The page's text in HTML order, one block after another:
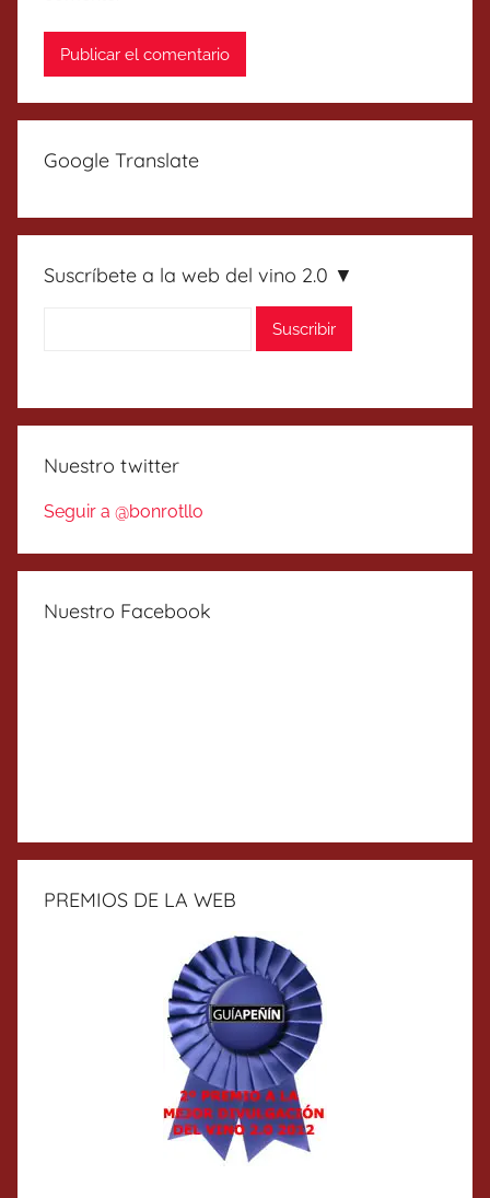
Google Translate
Suscríbete a la web del vino 2.0 ▼
Nuestro twitter
Seguir a @bonrotllo
Nuestro Facebook
PREMIOS DE LA WEB